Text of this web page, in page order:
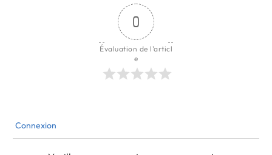
0
Évaluation de l'articl
e
Connexion